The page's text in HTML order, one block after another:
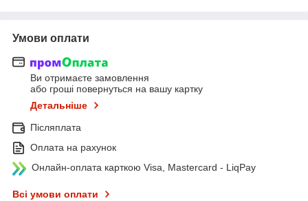
Умови оплати
Ви отримаєте замовлення
або гроші повернуться на вашу картку
Детальніше
Післяплата
Оплата на рахунок
Онлайн-оплата карткою Visa, Mastercard - LiqPay
Всі умови оплати